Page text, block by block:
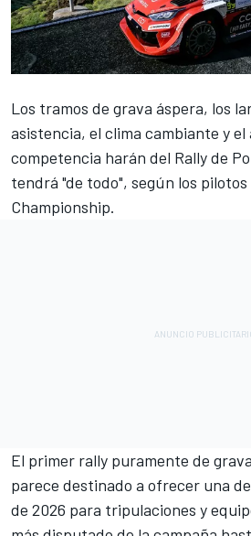
Los tramos de grava áspera, los
asistencia, el clima cambiante y el
competencia harán del Rally de
tendrá "de todo", según los
Championship.
El primer rally puramente de
parece destinado a ofrecer una
de 2026 para tripulaciones y